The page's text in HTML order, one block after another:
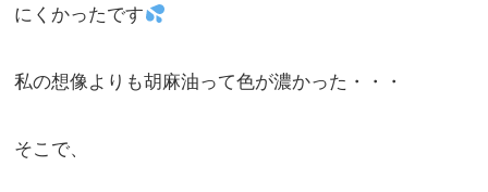
にくかったです
私の想像よりも胡麻油って色が濃かった・・・
そこで、